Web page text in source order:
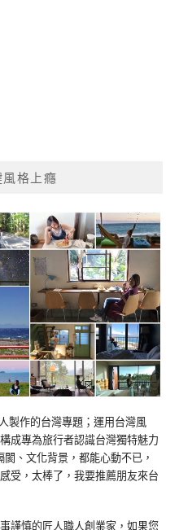
格上癮
製作的台灣專題；運用台灣風
成專為旅行者認識台灣獨特魅力
閡、文化背景，都能心動不已，
受，太棒了，我要推薦朋友來台
謹慎的匠人職人創業家，如果您